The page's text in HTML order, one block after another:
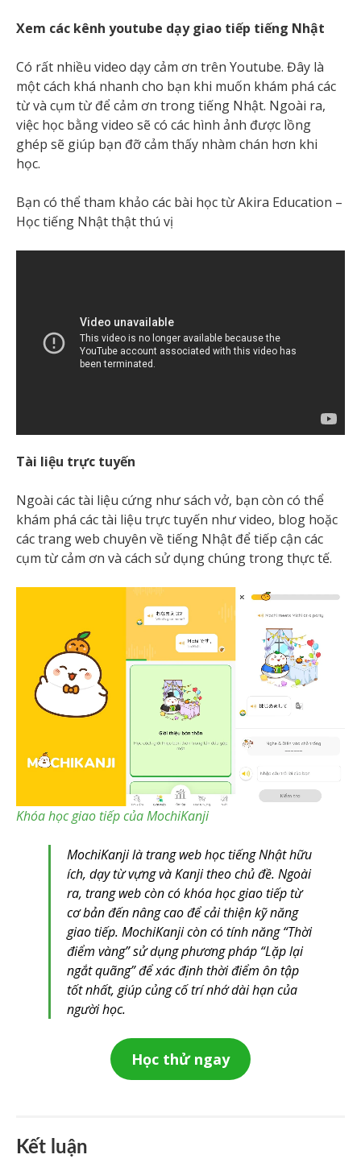
Xem các kênh youtube dạy giao tiếp tiếng Nhật
Có rất nhiều video dạy cảm ơn trên Youtube. Đây là
một cách khá nhanh cho bạn khi muốn khám phá các
từ và cụm từ để cảm ơn trong tiếng Nhật. Ngoài ra,
việc học bằng video sẽ có các hình ảnh được lồng
ghép sẽ giúp bạn đỡ cảm thấy nhàm chán hơn khi
học.
Bạn có thể tham khảo các bài học từ Akira Education –
Học tiếng Nhật thật thú vị
Tài liệu trực tuyến
Ngoài các tài liệu cứng như sách vở, bạn còn có thể
khám phá các tài liệu trực tuyến như video, blog hoặc
các trang web chuyên về tiếng Nhật để tiếp cận các
cụm từ cảm ơn và cách sử dụng chúng trong thực tế.
Khóa học giao tiếp của MochiKanji
MochiKanji là trang web học tiếng Nhật hữu
ích, dạy từ vựng và Kanji theo chủ đề. Ngoài
ra, trang web còn có khóa học giao tiếp từ
cơ bản đến nâng cao để cải thiện kỹ năng
giao tiếp. MochiKanji còn có tính năng “Thời
điểm vàng” sử dụng phương pháp “Lặp lại
ngắt quãng” để xác định thời điểm ôn tập
tốt nhất, giúp củng cố trí nhớ dài hạn của
người học.
Học thử ngay
Kết luận